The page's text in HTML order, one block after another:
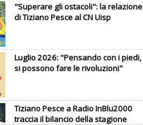
"Superare gli ostacoli": la relazione
di Tiziano Pesce al CN Uisp
Luglio 2026: "Pensando con i piedi,
si possono fare le rivoluzioni"
Tiziano Pesce a Radio InBlu2000
traccia il bilancio della stagione